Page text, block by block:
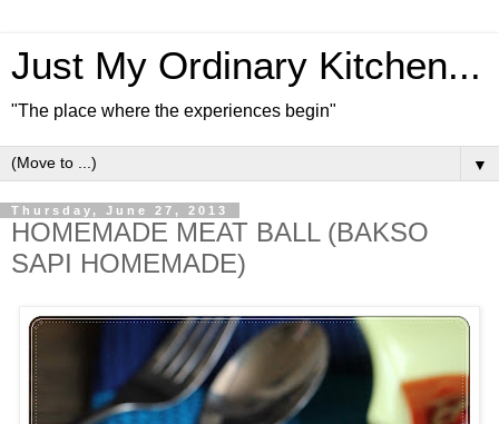
Just My Ordinary Kitchen...
"The place where the experiences begin"
▼
Thursday, June 27, 2013
HOMEMADE MEAT BALL (BAKSO
SAPI HOMEMADE)